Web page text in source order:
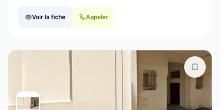
Voir la fiche Appeler